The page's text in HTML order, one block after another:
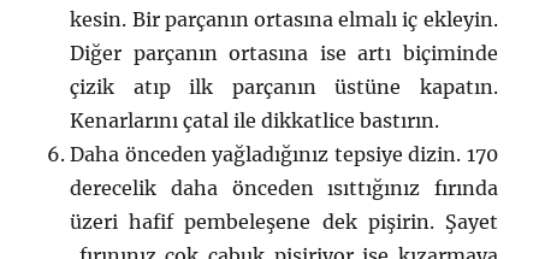
kesin. Bir parçanın ortasına elmalı iç ekleyin.
Diğer parçanın ortasına ise artı biçiminde
çizik atıp ilk parçanın üstüne kapatın.
Kenarlarını çatal ile dikkatlice bastırın.
Daha önceden yağladığınız tepsiye dizin. 170
derecelik daha önceden ısıttığınız fırında
üzeri hafif pembeleşene dek pişirin. Şayet